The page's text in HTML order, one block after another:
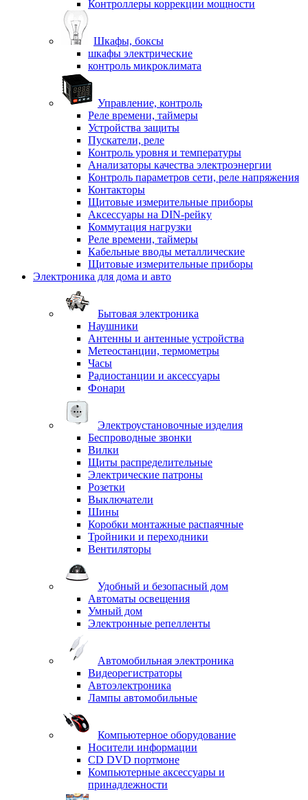
Контроллеры коррекции мощности
Шкафы, боксы
шкафы электрические
контроль микроклимата
Управление, контроль
Реле времени, таймеры
Устройства защиты
Пускатели, реле
Контроль уровня и температуры
Анализаторы качества электроэнергии
Контроль параметров сети, реле напряжения
Контакторы
Щитовые измерительные приборы
Аксессуары на DIN-рейку
Коммутация нагрузки
Реле времени, таймеры
Кабельные вводы металлические
Щитовые измерительные приборы
Электроника для дома и авто
Бытовая электроника
Наушники
Антенны и антенные устройства
Метеостанции, термометры
Часы
Радиостанции и аксессуары
Фонари
Электроустановочные изделия
Беспроводные звонки
Вилки
Щиты распределительные
Электрические патроны
Розетки
Выключатели
Шины
Коробки монтажные распаячные
Тройники и переходники
Вентиляторы
Удобный и безопасный дом
Автоматы освещения
Умный дом
Электронные репелленты
Автомобильная электроника
Видеорегистраторы
Автоэлектроника
Лампы автомобильные
Компьютерное оборудование
Носители информации
CD DVD портмоне
Компьютерные аксессуары и
принадлежности